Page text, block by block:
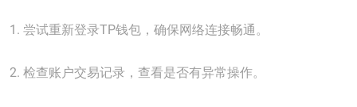
1. 尝试重新登录TP钱包，确保网络连接畅通。
2. 检查账户交易记录，查看是否有异常操作。